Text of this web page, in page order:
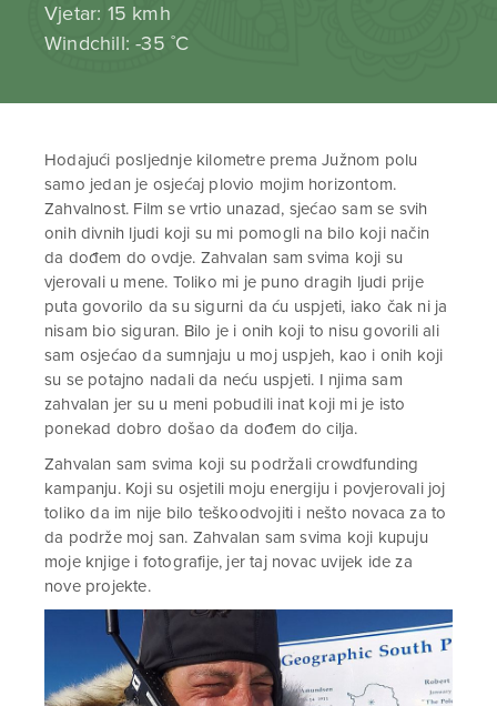
Vjetar: 15 kmh
Windchill: -35 ˚C
Hodajući posljednje kilometre prema Južnom polu
samo jedan je osjećaj plovio mojim horizontom.
Zahvalnost. Film se vrtio unazad, sjećao sam se svih
onih divnih ljudi koji su mi pomogli na bilo koji način
da dođem do ovdje. Zahvalan sam svima koji su
vjerovali u mene. Toliko mi je puno dragih ljudi prije
puta govorilo da su sigurni da ću uspjeti, iako čak ni ja
nisam bio siguran. Bilo je i onih koji to nisu govorili ali
sam osjećao da sumnjaju u moj uspjeh, kao i onih koji
su se potajno nadali da neću uspjeti. I njima sam
zahvalan jer su u meni pobudili inat koji mi je isto
ponekad dobro došao da dođem do cilja.
Zahvalan sam svima koji su podržali crowdfunding
kampanju. Koji su osjetili moju energiju i povjerovali joj
toliko da im nije bilo teškoodvojiti i nešto novaca za to
da podrže moj san. Zahvalan sam svima koji kupuju
moje knjige i fotografije, jer taj novac uvijek ide za
nove projekte.